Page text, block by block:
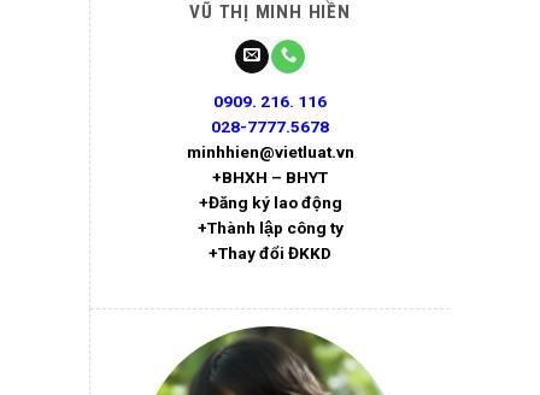
VŨ THỊ MINH HIỀN
0909. 216. 116
028-7777.5678
minhhien@vietluat.vn
+BHXH – BHYT
+Đăng ký lao động
+Thành lập công ty
+Thay đổi ĐKKD